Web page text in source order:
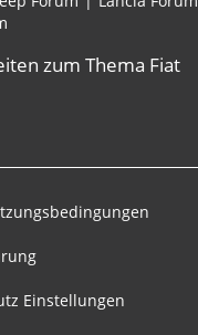
zum Thema Fiat
Einstellungen